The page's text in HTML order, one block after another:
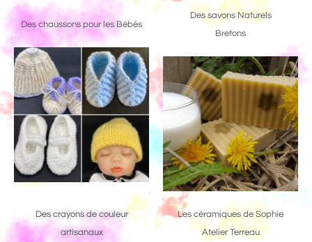
Des chaussons pour les Bébés
Des savons Naturels
Bretons
Des crayons de couleur
artisanaux
Les céramiques de Sophie
Atelier Terreau